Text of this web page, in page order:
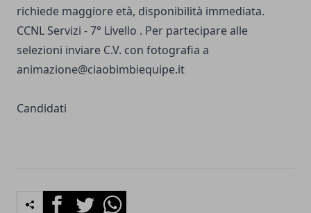
richiede maggiore età, disponibilità immediata.
CCNL Servizi - 7° Livello . Per partecipare alle
selezioni inviare C.V. con fotografia a
animazione@ciaobimbiequipe.it
Candidati
FacebookTwitterWhatsapp